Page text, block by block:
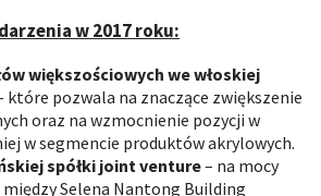
w 2017 roku:
większościowych we włoskiej
które pozwala na znaczące zwiększenie
oraz na wzmocnienie pozycji w
w segmencie produktów akrylowych.
spółki joint venture– na mocy
Selena Nantong Building